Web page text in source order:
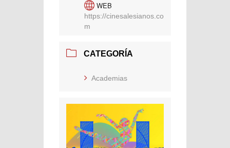
WEB
https://cinesalesianos.co
m
CATEGORÍA
Academias